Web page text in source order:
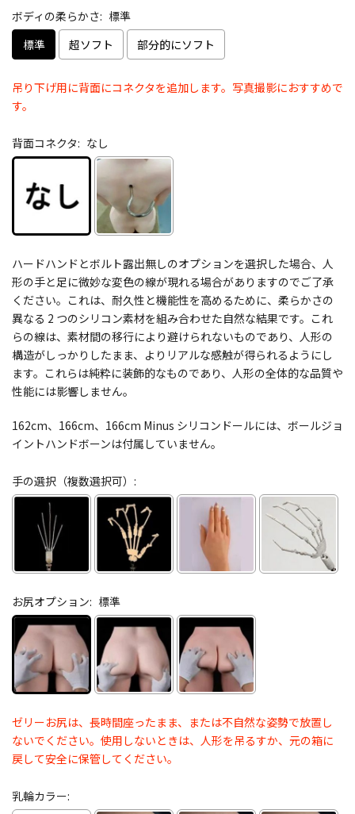
ボディの柔らかさ: 標準
標準
超ソフト 部分的にソフト
吊り下げ用に背面にコネクタを追加します。写真撮影におすすめで
す。
背面コネクタ: なし
ハードハンドとボルト露出無しのオプションを選択した場合、人
形の手と足に微妙な変色の線が現れる場合がありますのでご了承
ください。これは、耐久性と機能性を高めるために、柔らかさの
異なる 2 つのシリコン素材を組み合わせた自然な結果です。これ
らの線は、素材間の移行により避けられないものであり、人形の
構造がしっかりしたまま、よりリアルな感触が得られるようにし
ます。これらは純粋に装飾的なものであり、人形の全体的な品質や
性能には影響しません。
162cm、166cm、166cm Minus シリコンドールには、ボールジョ
イントハンドボーンは付属していません。
手の選択（複数選択可）:
お尻オプション: 標準
ゼリーお尻は、長時間座ったまま、または不自然な姿勢で放置し
ないでください。使用しないときは、人形を吊るすか、元の箱に
戻して安全に保管してください。
乳輪カラー: